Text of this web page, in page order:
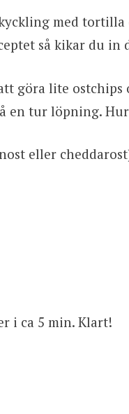
med
så kikar du in
göra lite
en tur löpning.
eller
i ca 5 min. Klart!